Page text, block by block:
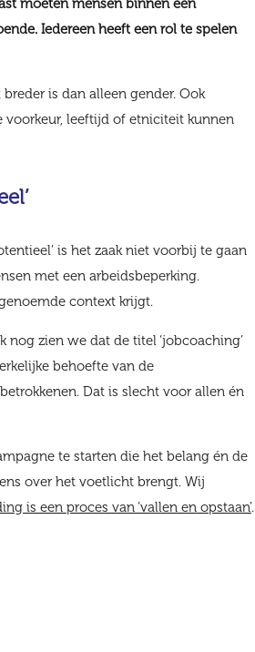
moeten mensen binnen een
Iedereen heeft een rol te spelen
is dan alleen gender. Ook
voorkeur, leeftijd of etniciteit kunnen
is het zaak niet voorbij te gaan
met een arbeidsbeperking.
context krijgt.
zien we dat de titel ‘jobcoaching’
behoefte van de
Dat is slecht voor allen én
te starten die het belang én de
over het voetlicht brengt. Wij
is een proces van ‘vallen en opstaan’.